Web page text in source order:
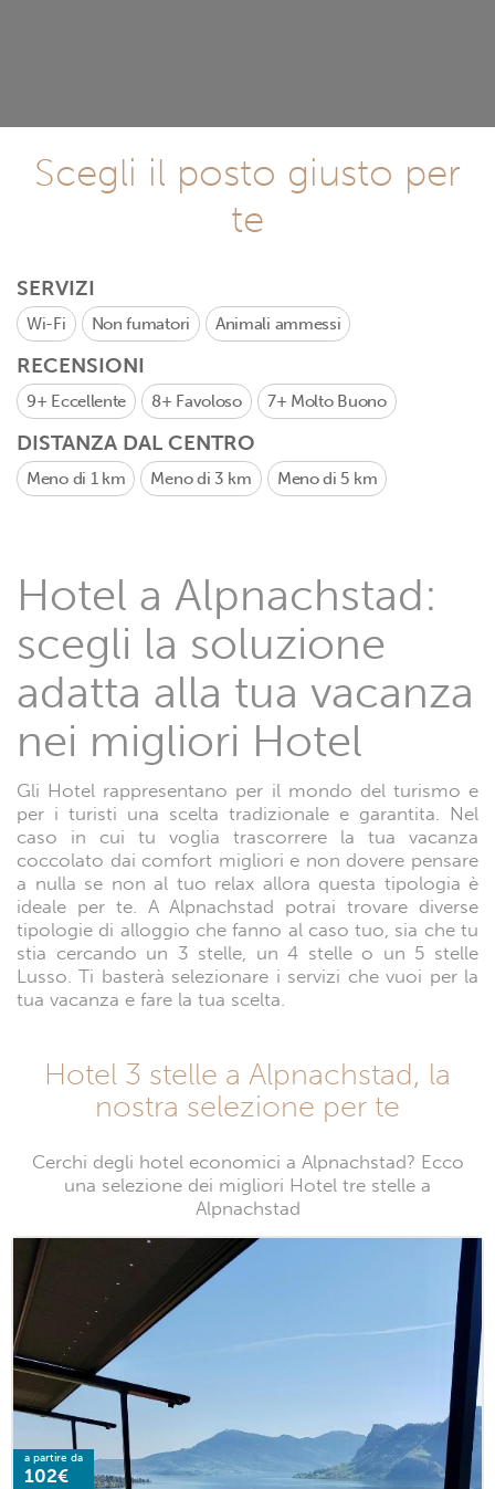
Scegli il posto giusto per
te
SERVIZI
Wi-Fi Non fumatori Animali ammessi
RECENSIONI
9+ Eccellente 8+ Favoloso 7+ Molto Buono
DISTANZA DAL CENTRO
Meno di 1 km Meno di 3 km Meno di 5 km
Hotel a Alpnachstad:
scegli la soluzione
adatta alla tua vacanza
nei migliori Hotel
Gli Hotel rappresentano per il mondo del turismo e
per i turisti una scelta tradizionale e garantita. Nel
caso in cui tu voglia trascorrere la tua vacanza
coccolato dai comfort migliori e non dovere pensare
a nulla se non al tuo relax allora questa tipologia è
ideale per te. A Alpnachstad potrai trovare diverse
tipologie di alloggio che fanno al caso tuo, sia che tu
stia cercando un 3 stelle, un 4 stelle o un 5 stelle
Lusso. Ti basterà selezionare i servizi che vuoi per la
tua vacanza e fare la tua scelta.
Hotel 3 stelle a Alpnachstad, la
nostra selezione per te
Cerchi degli hotel economici a Alpnachstad? Ecco
una selezione dei migliori Hotel tre stelle a
Alpnachstad
a partire da
102€